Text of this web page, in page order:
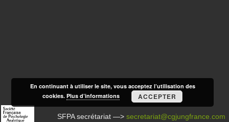
SFPA secrétariat —>secretariat@cgjungfrance.com
En continuant à utiliser le site, vous acceptez l’utilisation des
cookies.Plus d’informations ACCEPTER